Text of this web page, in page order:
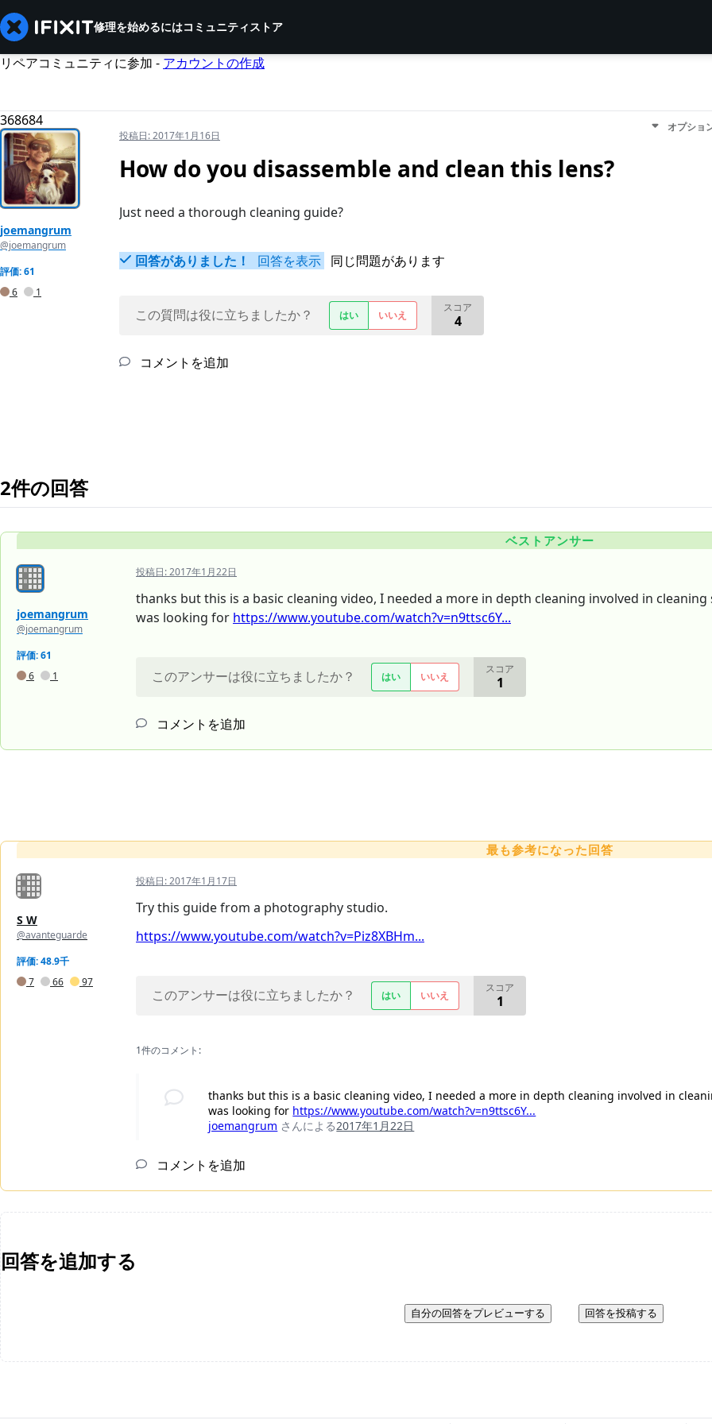
修理を始めるにはコミュニティストア
リペアコミュニティに参加 - アカウントの作成
368684
joemangrum
@joemangrum
評価: 61
6
1
投稿日:2017年1月16日
オプショ
How do you disassemble and clean this lens?
Just need a thorough cleaning guide?
回答がありました！ 回答を表示 同じ問題があります
この質問は役に立ちましたか？ はい いいえ
スコア
4
コメントを追加
2件の回答
ベストアンサー
joemangrum
@joemangrum
評価: 61
6
1
投稿日:2017年1月22日
thanks but this is a basic cleaning video, I needed a more in depth cleaning involved in
was looking for https://www.youtube.com/watch?v=n9ttsc6Y...
このアンサーは役に立ちましたか？ はい いいえ
スコア
1
コメントを追加
最も参考になった回答
S W
@avanteguarde
評価: 48.9千
7
66 97
投稿日:2017年1月17日
Try this guide from a photography studio.
https://www.youtube.com/watch?v=Piz8XBHm...
このアンサーは役に立ちましたか？ はい いいえ
スコア
1
1件のコメント:
thanks but this is a basic cleaning video, I needed a more in depth cleaning involved in
was looking for https://www.youtube.com/watch?v=n9ttsc6Y...
joemangrum さんによる2017年1月22日
コメントを追加
回答を追加する
自分の回答をプレビューする 回答を投稿する